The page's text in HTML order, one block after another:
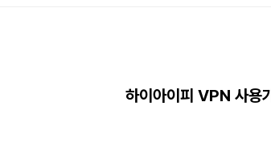
하이아이피 VPN 사용